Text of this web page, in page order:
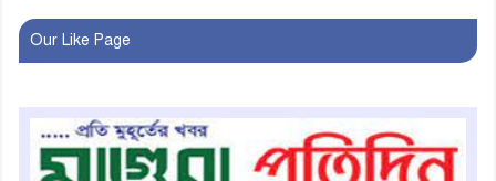
লোভ সংবরণ করতে পারলেন না
অনূর্ধ্ব-১৭ জাতীয় চ্যাম্পিয়ন মাগুরা
ফুটবল দলকে সংবর্ধনা
Our Like Page